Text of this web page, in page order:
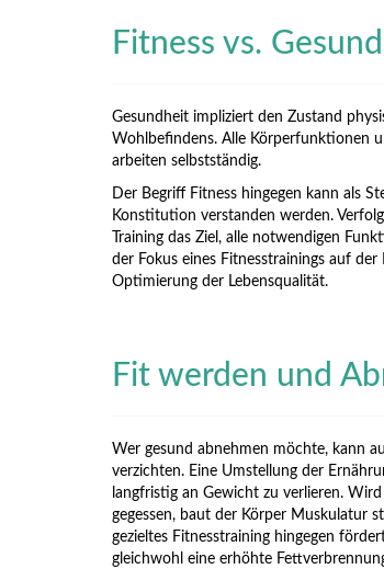
Fitness vs.
Gesundheit impliziert den Zustand
Wohlbefindens. Alle Körperfunktionen
arbeiten selbstständig.
Der Begriff Fitness hingegen kann als
Konstitution verstanden werden.
Training das Ziel, alle notwendigen
der Fokus eines Fitnesstrainings auf der
Optimierung der Lebensqualität.
Fit werden und
Wer gesund abnehmen möchte, kann
verzichten. Eine Umstellung der
langfristig an Gewicht zu verlieren.
gegessen, baut der Körper Muskulatur
gezieltes Fitnesstraining hingegen
gleichwohl eine erhöhte